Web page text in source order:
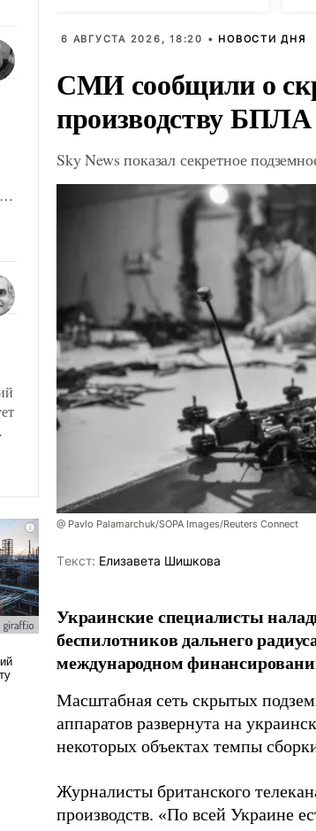
6 АВГУСТА 2026, 18:20 • НОВОСТИ ДНЯ
СМИ сообщили о
производству
Sky News показал секретное
@ Pavlo Palamarchuk/SOPA Images/Reuters Connect
Tекст: Елизавета Шишкова
Украинские специалисты
беспилотников дальнего
международном
Масштабная сеть скрытых
аппаратов развернута на
некоторых объектах темпы
Журналисты британского
производств. «По всей Украине